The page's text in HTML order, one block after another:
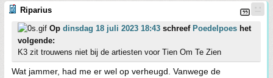
Riparius
Op dinsdag 18 juli 2023 18:43 schreef Poedelpoes het
volgende:
K3 zit trouwens niet bij de artiesten voor Tien Om Te Zien
Wat jammer, had me er wel op verheugd. Vanwege de